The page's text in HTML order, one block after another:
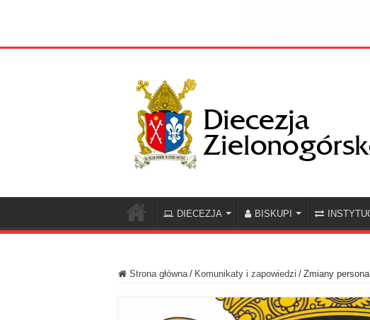
DIECEZJA BISKUPI
Strona główna / Komunikaty i zapowiedzi / Zmiany